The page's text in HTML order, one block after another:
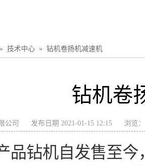
» 技术中心 » 钻机卷扬机减速机
钻机卷
公司 发布日期 2021-01-15 12:15 浏览：
品钻机自发售至